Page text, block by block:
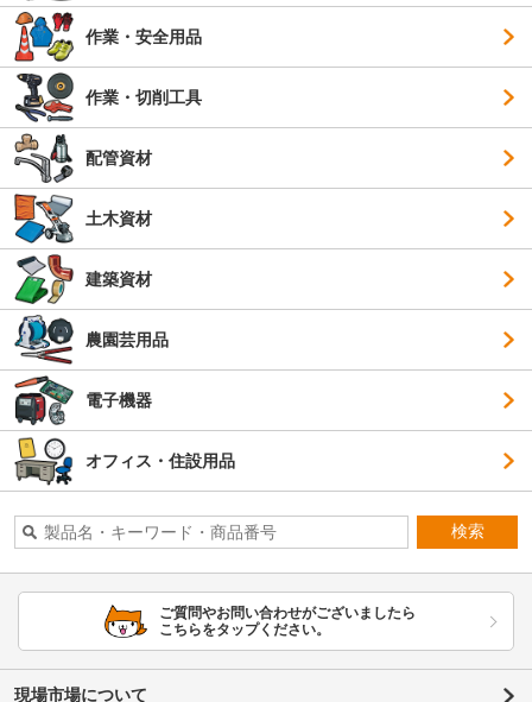
作業・安全用品
作業・切削工具
配管資材
土木資材
建築資材
農園芸用品
電子機器
オフィス・住設用品
検索
ご質問やお問い合わせがございましたら
こちらをタップください。
現場市場について